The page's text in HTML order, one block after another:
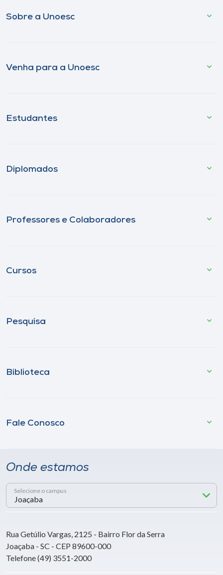
Sobre a Unoesc
Venha para a Unoesc
Estudantes
Diplomados
Professores e Colaboradores
Cursos
Pesquisa
Biblioteca
Fale Conosco
Onde estamos
Selecione o campus
Rua Getúlio Vargas, 2125 - Bairro Flor da Serra
Joaçaba - SC - CEP 89600-000
Telefone (49) 3551-2000